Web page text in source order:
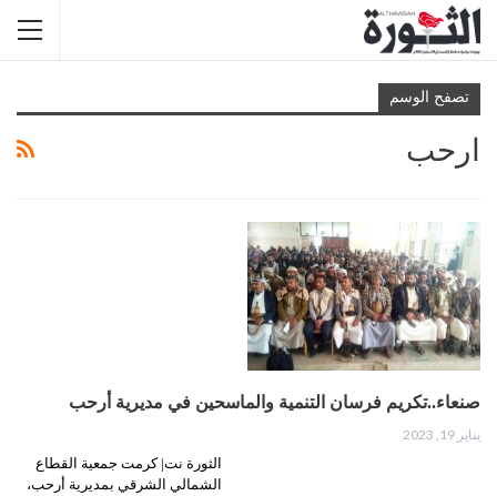
تصفح الوسم
ارحب
صنعاء..تكريم فرسان التنمية والماسحين في مديرية أرحب
يناير 19, 2023
الثورة نت| كرمت جمعية القطاع
الشمالي الشرقي بمديرية أرحب،